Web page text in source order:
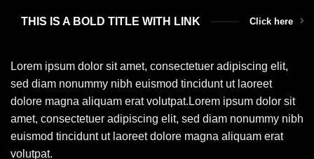
THIS IS A BOLD TITLE WITH LINK Click here
Lorem ipsum dolor sit amet, consectetuer adipiscing elit,
sed diam nonummy nibh euismod tincidunt ut laoreet
dolore magna aliquam erat volutpat.Lorem ipsum dolor sit
amet, consectetuer adipiscing elit, sed diam nonummy nibh
euismod tincidunt ut laoreet dolore magna aliquam erat
volutpat.